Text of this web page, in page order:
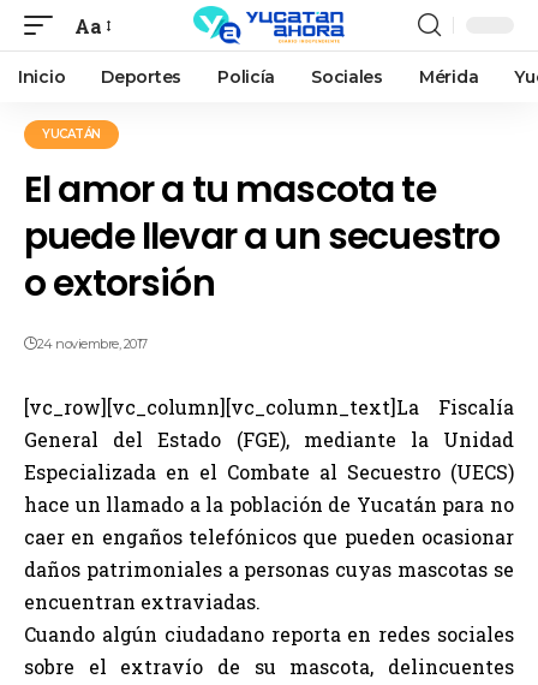
Aa
Inicio Deportes Policía Sociales Mérida
YUCATÁN
El amor a tu mascota te
puede llevar a un secuestro
o extorsión
24 noviembre, 2017
[vc_row][vc_column][vc_column_text]La Fiscalía
General del Estado (FGE), mediante la Unidad
Especializada en el Combate al Secuestro (UECS)
hace un llamado a la población de Yucatán para no
caer en engaños telefónicos que pueden ocasionar
daños patrimoniales a personas cuyas mascotas se
encuentran extraviadas.
Cuando algún ciudadano reporta en redes sociales
sobre el extravío de su mascota, delincuentes